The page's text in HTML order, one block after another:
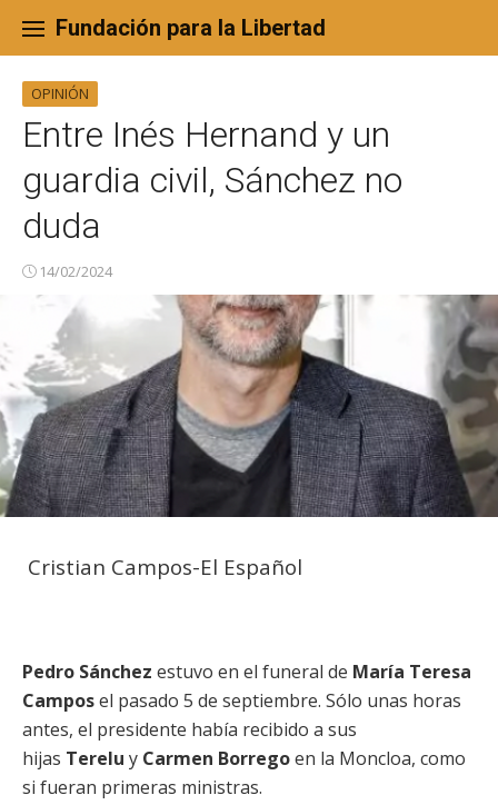
content
Fundación para la Libertad
OPINIÓN
Entre Inés Hernand y un
guardia civil, Sánchez no
duda
14/02/2024
Cristian Campos-El Español
Pedro Sánchez estuvo en el funeral de María Teresa
Camposel pasado 5 de septiembre. Sólo unas horas
antes, el presidente había recibido a sus
hijas Terelu y Carmen Borregoen la Moncloa, como
si fueran primeras ministras.